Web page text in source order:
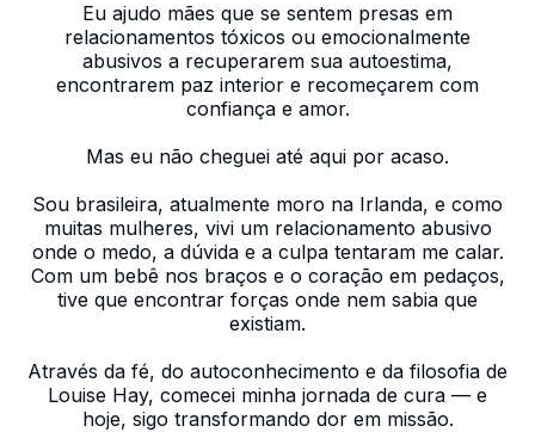
Eu ajudo mães que se sentem presas em
relacionamentos tóxicos ou emocionalmente
abusivos a recuperarem sua autoestima,
encontrarem paz interior e recomeçarem com
confiança e amor.
Mas eu não cheguei até aqui por acaso.
Sou brasileira, atualmente moro na Irlanda, e como
muitas mulheres, vivi um relacionamento abusivo
onde o medo, a dúvida e a culpa tentaram me calar.
Com um bebê nos braços e o coração em pedaços,
tive que encontrar forças onde nem sabia que
existiam.
Através da fé, do autoconhecimento e da filosofia de
Louise Hay, comecei minha jornada de cura — e
hoje, sigo transformando dor em missão.